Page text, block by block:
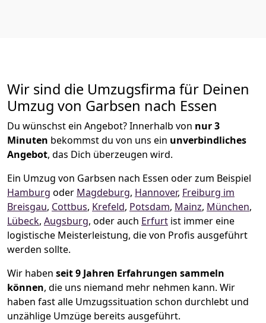
Wir sind die Umzugsfirma für Deinen
Umzug von Garbsen nach Essen
Du wünschst ein Angebot? Innerhalb von nur 3
Minuten bekommst du von uns ein unverbindliches
Angebot, das Dich überzeugen wird.
Ein Umzug von Garbsen nach Essen oder zum Beispiel
Hamburg oder Magdeburg, Hannover, Freiburg im
Breisgau, Cottbus, Krefeld, Potsdam, Mainz, München,
Lübeck, Augsburg, oder auch Erfurt ist immer eine
logistische Meisterleistung, die von Profis ausgeführt
werden sollte.
Wir haben seit9 Jahren Erfahrungen sammeln
können, die uns niemand mehr nehmen kann. Wir
haben fast alle Umzugssituation schon durchlebt und
unzählige Umzüge bereits ausgeführt.